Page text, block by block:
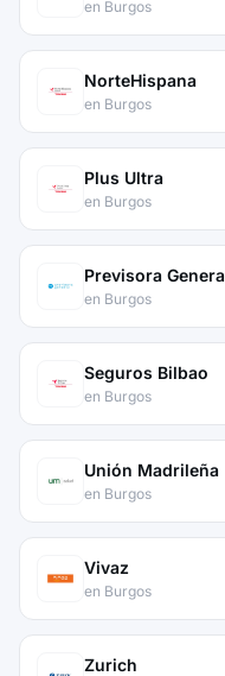
en Burgos
NorteHispana
en Burgos
Plus Ultra
en Burgos
Previsora
en Burgos
Seguros Bilbao
en Burgos
Unión Madrileña
en Burgos
Vivaz
en Burgos
Zurich